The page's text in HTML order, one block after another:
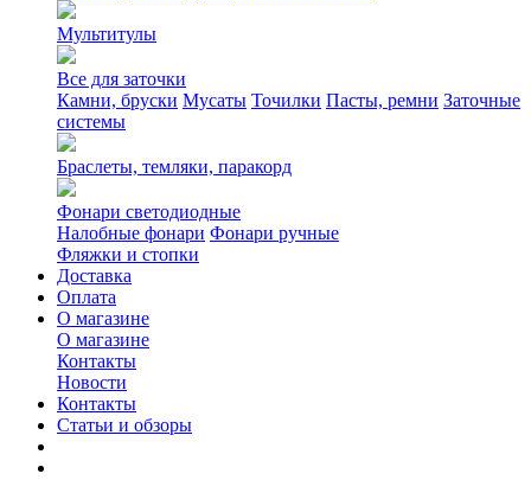
Мультитулы
Все для заточки
Камни, бруски Мусаты Точилки Пасты, ремни Заточные
системы
Браслеты, темляки, паракорд
Фонари светодиодные
Налобные фонари Фонари ручные
Фляжки и стопки
Доставка
Оплата
О магазине
О магазине
Контакты
Новости
Контакты
Статьи и обзоры